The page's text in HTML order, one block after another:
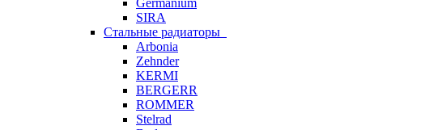
Germanium
SIRA
Стальные радиаторы
Arbonia
Zehnder
KERMI
BERGERR
ROMMER
Stelrad